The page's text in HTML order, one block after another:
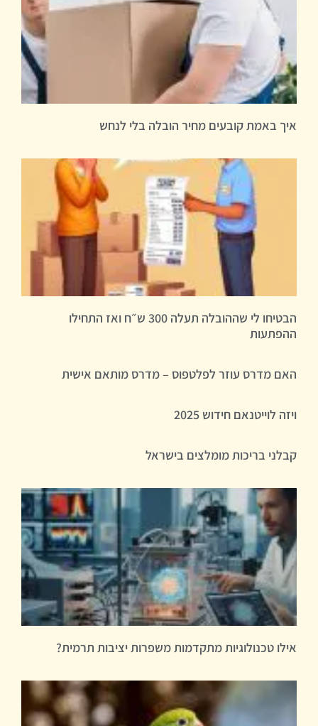
איך באמת קובעים מחיר הובלה בלי לנחש
הבטיחו לי שההובלה תעלה 300 ש״ח ואז התחילו
ההפתעות
האם מדרס עוזר לפלטפוס – מדרס מותאם אישית
ויזה לוייטנאם חידוש 2025
קבלני בריכות מומלצים בישראל
אילו טכנולוגיות מתקדמות משפרות יציבות תרמית?